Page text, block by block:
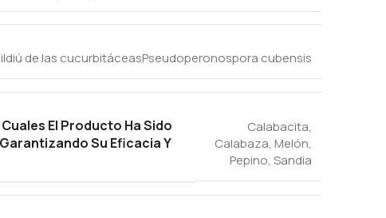
de las cucurbitáceasPseudoperonospora cubensis
El Producto Ha Sido
Su Eficacia Y
Calabacita,
Calabaza, Melón,
Pepino, Sandia